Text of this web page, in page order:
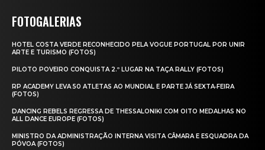
FOTOGALERIAS
HOTEL COSTA VERDE RECONHECIDO PELA VOGUE PORTUGAL POR UNIR
ARTE E TURISMO (FOTOS)
PILOTO POVEIRO CONQUISTA 2.º LUGAR NA TAÇA RALLY (FOTOS)
RP ACADEMY LEVA 50 ATLETAS AO MUNDIAL E PARTE JÁ SEXTA‑FEIRA
(FOTOS)
DANCING REBELS REGRESSA DE THESSALONIKI COM OITO MEDALHAS NO
ALL DANCE EUROPE (FOTOS)
MINISTRO DA ADMINISTRAÇÃO INTERNA VISITA CÂMARA E ESQUADRA DA
PÓVOA (FOTOS)